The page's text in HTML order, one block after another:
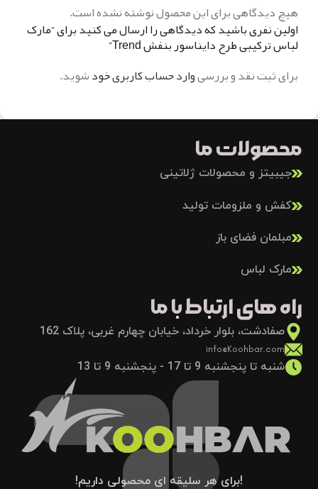
هیچ دیدگاهی برای این محصول نوشته نشده است.
اولین نفری باشید که دیدگاهی را ارسال می کنید برای “مارک
لباس ترکیبی طرح دایناسور بنفش Trend”
برای ثبت نقد و بررسیوارد حساب کاربری خودشوید.
محصولات ما
جیبیتز و محصولات ژلاتینی
کفش و ملزومات تولید
مبلمان فضای باز
مارک لباس
راه های ارتباط با ما
صفادشت، بلوار خرداد، خیابان چهارم غربی، پلاک 162
info@Koohbar.com
شنبه تا پنجشنبه 9 تا 17 - پنجشنبه 9 تا 13
!برای هر سلیقه ای محصولی داریم!